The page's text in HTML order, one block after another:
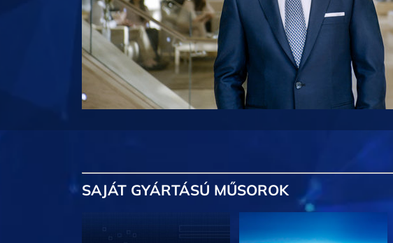
SAJÁT GYÁRTÁSÚ MŰSOROK